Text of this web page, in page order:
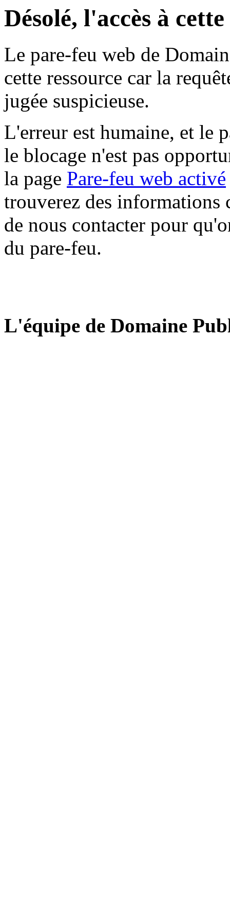
Désolé, l'accès à
Le pare-feu web de
cette ressource car la
jugée suspicieuse.
L'erreur est humaine, et le
le blocage n'est pas
la page Pare-feu web activé
trouverez des informations
de nous contacter pour
du pare-feu.
L'équipe de Domaine